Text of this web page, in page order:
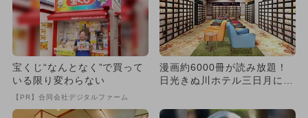
宝くじ“なんとなく”で買って
いる限り変わらない
【PR】合同会社デジタルファーム
漫画約6000冊が読み放題！
日光きぬ川ホテル三日月に宿